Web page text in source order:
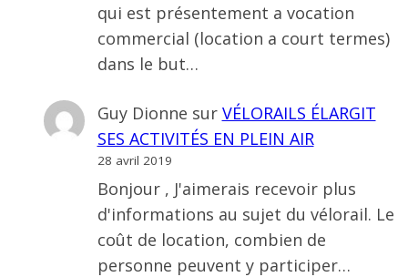
qui est présentement a vocation
commercial (location a court termes)
dans le but…
Guy Dionne sur VÉLORAILS ÉLARGIT
SES ACTIVITÉS EN PLEIN AIR
28 avril 2019
Bonjour , J'aimerais recevoir plus
d'informations au sujet du vélorail. Le
coût de location, combien de
personne peuvent y participer…